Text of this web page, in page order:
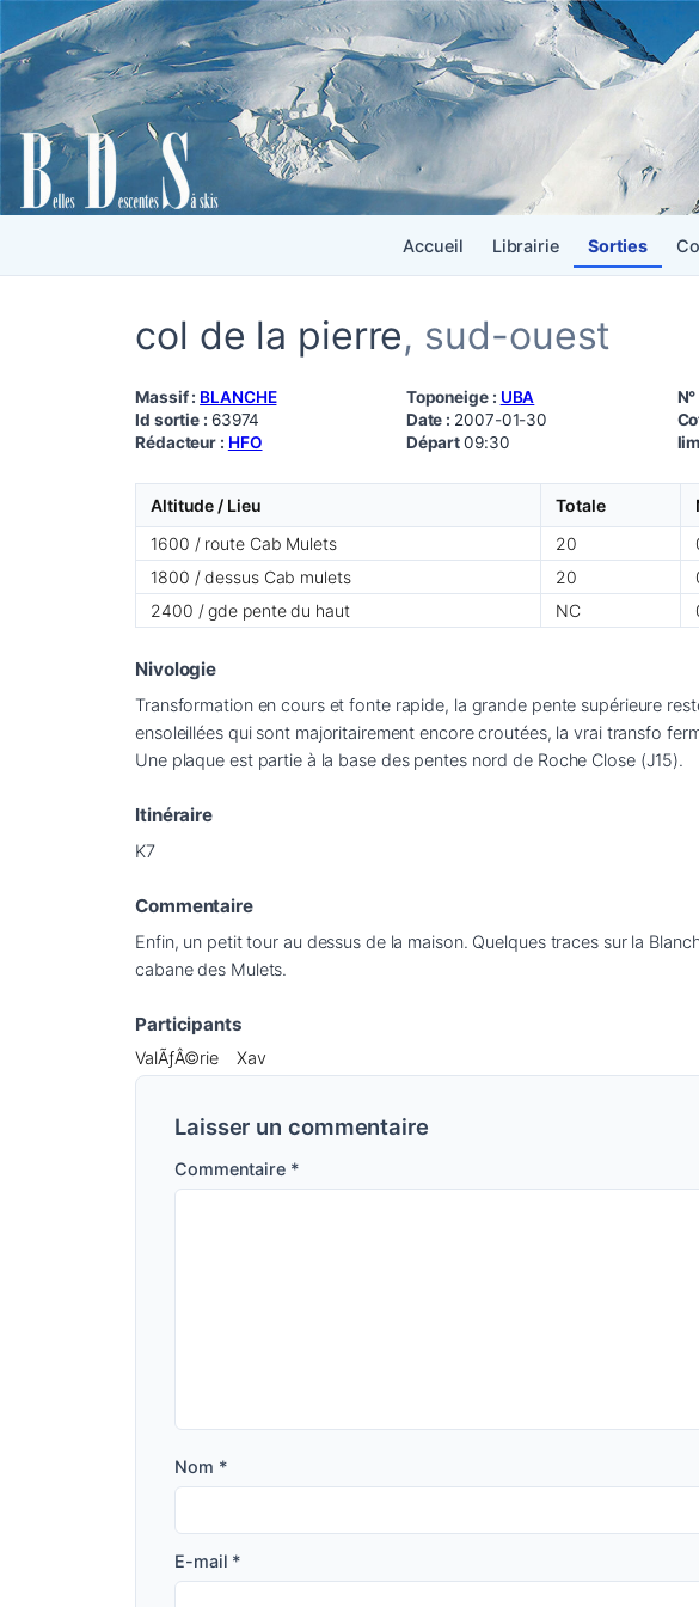
Accueil Librairie Sorties
col de la pierre, sud-ouest
Massif : BLANCHE
Id sortie : 63974
Rédacteur : HFO
Toponeige : UBA
Date : 2007-01-30
Départ09:30
Altitude / Lieu Totale
1600 / route Cab Mulets
20
1800 / dessus Cab mulets
20
2400 / gde pente du haut
NC
Nivologie
Transformation en cours et fonte rapide, la grande pente supérieure
ensoleillées qui sont majoritairement encore croutées, la vrai transfo
Une plaque est partie à la base des pentes nord de Roche Close (J15).
Itinéraire
K7
Commentaire
Enfin, un petit tour au dessus de la maison. Quelques traces sur la
cabane des Mulets.
Participants
ValÃƒÂ©rie Xav
Laisser un commentaire
Commentaire *
Nom *
E-mail *